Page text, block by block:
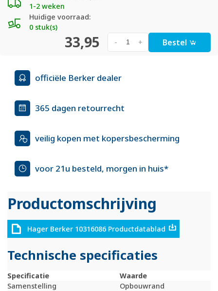
1-2 weken
Huidige voorraad:
0 stuk(s)
33,95 +
- Bestel
officiële Berker dealer
365 dagen retourrecht
veilig kopen met kopersbescherming
voor 21u besteld, morgen in huis*
Productomschrijving
Hager Berker 10316086 Productdatablad
Technische specificaties
Specificatie
Waarde
Samenstelling
Opbouwrand